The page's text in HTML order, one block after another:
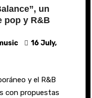
un
pop y R&B
16 July,
con propuestas